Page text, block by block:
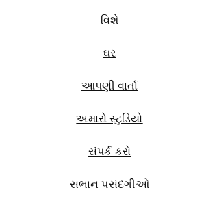
વિશે
ઘર
આપણી વાર્તા
અમારો સ્ટુડિયો
સંપર્ક કરો
સભાન પસંદગીઓ